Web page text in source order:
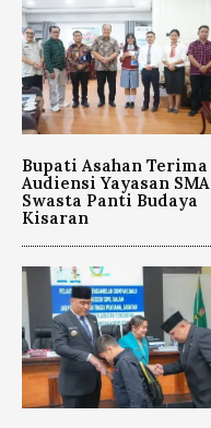
Bupati Asahan Terima
Audiensi Yayasan SMA
Swasta Panti Budaya
Kisaran